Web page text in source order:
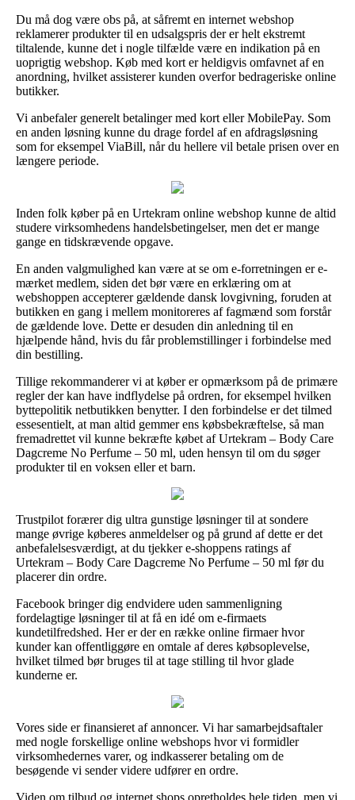
Du må dog være obs på, at såfremt en internet webshop
reklamerer produkter til en udsalgspris der er helt ekstremt
tiltalende, kunne det i nogle tilfælde være en indikation på en
uoprigtig webshop. Køb med kort er heldigvis omfavnet af en
anordning, hvilket assisterer kunden overfor bedrageriske online
butikker.
Vi anbefaler generelt betalinger med kort eller MobilePay. Som
en anden løsning kunne du drage fordel af en afdragsløsning
som for eksempel ViaBill, når du hellere vil betale prisen over en
længere periode.
Inden folk køber på en Urtekram online webshop kunne de altid
studere virksomhedens handelsbetingelser, men det er mange
gange en tidskrævende opgave.
En anden valgmulighed kan være at se om e-forretningen er e-
mærket medlem, siden det bør være en erklæring om at
webshoppen accepterer gældende dansk lovgivning, foruden at
butikken en gang i mellem monitoreres af fagmænd som forstår
de gældende love. Dette er desuden din anledning til en
hjælpende hånd, hvis du får problemstillinger i forbindelse med
din bestilling.
Tillige rekommanderer vi at køber er opmærksom på de primære
regler der kan have indflydelse på ordren, for eksempel hvilken
byttepolitik netbutikken benytter. I den forbindelse er det tilmed
essesentielt, at man altid gemmer ens købsbekræftelse, så man
fremadrettet vil kunne bekræfte købet af Urtekram – Body Care
Dagcreme No Perfume – 50 ml, uden hensyn til om du søger
produkter til en voksen eller et barn.
Trustpilot forærer dig ultra gunstige løsninger til at sondere
mange øvrige køberes anmeldelser og på grund af dette er det
anbefalelsesværdigt, at du tjekker e-shoppens ratings af
Urtekram – Body Care Dagcreme No Perfume – 50 ml før du
placerer din ordre.
Facebook bringer dig endvidere uden sammenligning
fordelagtige løsninger til at få en idé om e-firmaets
kundetilfredshed. Her er der en række online firmaer hvor
kunder kan offentliggøre en omtale af deres købsoplevelse,
hvilket tilmed bør bruges til at tage stilling til hvor glade
kunderne er.
Vores side er finansieret af annoncer. Vi har samarbejdsaftaler
med nogle forskellige online webshops hvor vi formidler
virksomhedernes varer, og indkasserer betaling om de
besøgende vi sender videre udfører en ordre.
Viden om tilbud og internet shops opretholdes hele tiden, men vi